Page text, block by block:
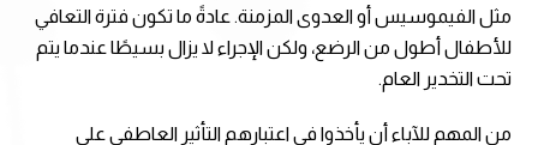
مثل الفيموسيس أو العدوى المزمنة. عادةً ما تكون فترة التعافي
للأطفال أطول من الرضع، ولكن الإجراء لا يزال بسيطًا عندما يتم
تحت التخدير العام.
من المهم للآباء أن يأخذوا في اعتبارهم التأثير العاطفي على